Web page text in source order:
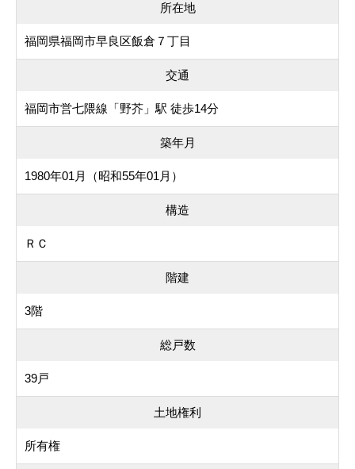
所在地
福岡県福岡市早良区飯倉７丁目
交通
福岡市営七隈線「野芥」駅 徒歩14分
築年月
1980年01月（昭和55年01月）
構造
ＲＣ
階建
3階
総戸数
39戸
土地権利
所有権